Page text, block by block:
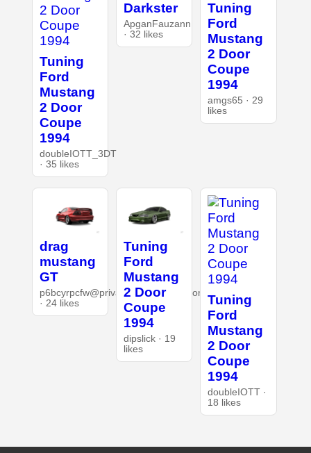
Tuning
Ford
Mustang
2 Door
Coupe
1994
doubleIOTT_3DT
· 35 likes
Darkster
ApganFauzann
· 32 likes
Tuning
Ford
Mustang
2 Door
Coupe
1994
amgs65 · 29
likes
drag
mustang
GT
p6bcyrpcfw@privaterelay.appleid.com
· 24 likes
Tuning
Ford
Mustang
2 Door
Coupe
1994
dipslick · 19
likes
Tuning
Ford
Mustang
2 Door
Coupe
1994
doubleIOTT ·
18 likes